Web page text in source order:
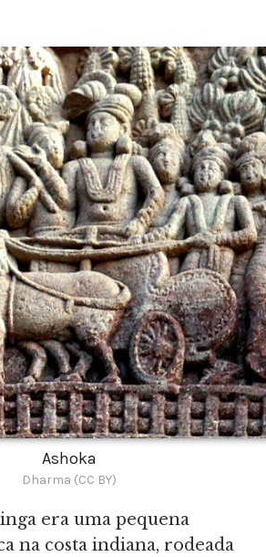
Ashoka
Dharma (CC BY)
era uma pequena
na costa indiana, rodeada